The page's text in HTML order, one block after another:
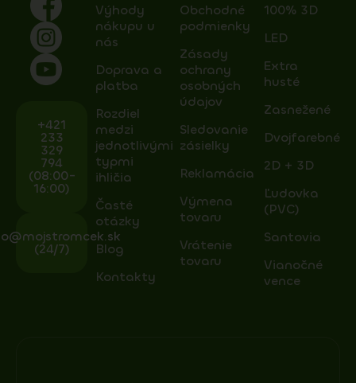
+421
233
329
794
(08:00-
16:00)
(24/7)
Výhody
nákupu u
nás
Doprava a
platba
Rozdiel
medzi
jednotlivými
typmi
ihličia
Časté
otázky
Blog
Kontakty
Obchodné
podmienky
Zásady
ochrany
osobných
údajov
Sledovanie
zásielky
Reklamácia
Výmena
tovaru
Vrátenie
tovaru
100% 3D
LED
Extra
husté
Zasnežené
Dvojfarebné
2D + 3D
Ľudovka
(PVC)
Santovia
Vianočné
vence